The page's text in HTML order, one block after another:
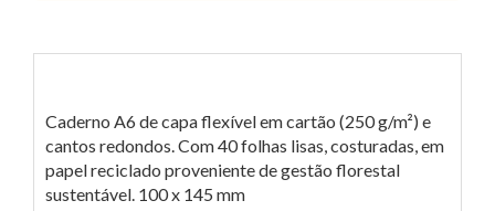
Caderno A6 de capa flexível em cartão (250 g/m²) e
cantos redondos. Com 40 folhas lisas, costuradas, em
papel reciclado proveniente de gestão florestal
sustentável. 100 x 145 mm